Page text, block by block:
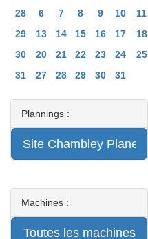
28
6 7 8 9 10 11
29
13 14 15 16 17 18
30
20 21 22 23 24 25
31
27 28 29 30 31
Plannings :
Machines :